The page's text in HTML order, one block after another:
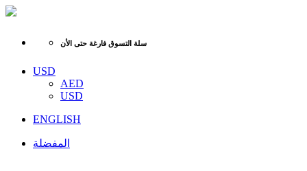
سلة التسوق فارغة حتى الأن
USD
AED
USD
ENGLISH
المفضلة